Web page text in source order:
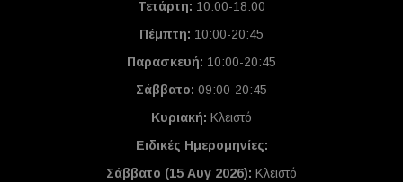
Τετάρτη: 10:00-18:00
Πέμπτη: 10:00-20:45
Παρασκευή: 10:00-20:45
Σάββατο: 09:00-20:45
Κυριακή: Κλειστό
Ειδικές Ημερομηνίες:
Σάββατο (15 Αυγ 2026): Κλειστό